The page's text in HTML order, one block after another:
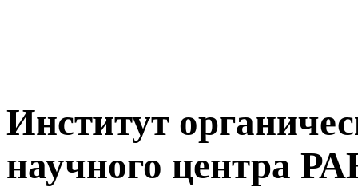
Институт
научного центра